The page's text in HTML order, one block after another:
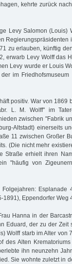
kehrte zurück
Levy Salomon (Louis)
Regierungspräsidenten
zu erlauben, künftig
erwarb Levy Wolff das
Levy wurde er Louis
im Friedhofsmuseum
positiv. War von 1869
L. M. Wolff" im
zwischen "Fabrik
Altstadt) einerseits
11 zwischen Großer
(Die nicht mehr
Straße erhielt ihren
"häufig von
Esplanade
Eppendorfer Weg
Hanna in der
Eduard, der zu der Zeit
Wolff starb im Alter von
des Alten
ihn neunzehn
Sie wohnte zuletzt in